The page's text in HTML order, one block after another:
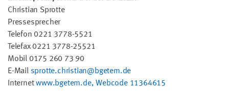
Christian Sprotte
Pressesprecher
Telefon 0221 3778-5521
Telefax 0221 3778-25521
Mobil 0175 260 73 90
E-Mail sprotte.christian@bgetem.de
Internetwww.bgetem.de, Webcode 11364615